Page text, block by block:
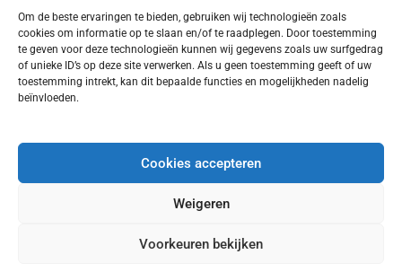
Om de beste ervaringen te bieden, gebruiken wij technologieën zoals
cookies om informatie op te slaan en/of te raadplegen. Door toestemming
te geven voor deze technologieën kunnen wij gegevens zoals uw surfgedrag
of unieke ID’s op deze site verwerken. Als u geen toestemming geeft of uw
toestemming intrekt, kan dit bepaalde functies en mogelijkheden nadelig
beïnvloeden.
Cookies accepteren
Weigeren
Voorkeuren bekijken
ZoekenZoeken